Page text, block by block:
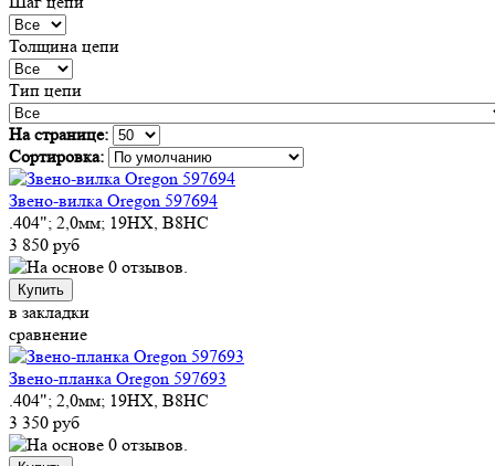
Толщина цепи
Тип цепи
На странице:
Сортировка:
Звено-вилка Oregon 597694
.404"; 2,0мм; 19HX, B8HC
3 850 руб
Купить
в закладки
сравнение
Звено-планка Oregon 597693
.404"; 2,0мм; 19HX, B8HC
3 350 руб